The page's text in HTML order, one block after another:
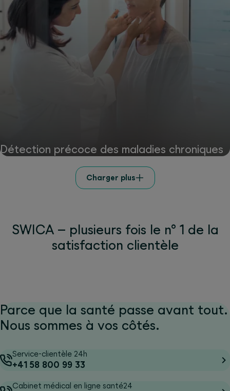
Détection précoce des maladies chroniques
Charger plus
SWICA – plusieurs fois le n° 1 de la
satisfaction clientèle
Parce que la santé passe avant tout.
Nous sommes à vos côtés.
Service-clientèle 24h
+41 58 800 99 33
Cabinet médical en ligne santé24